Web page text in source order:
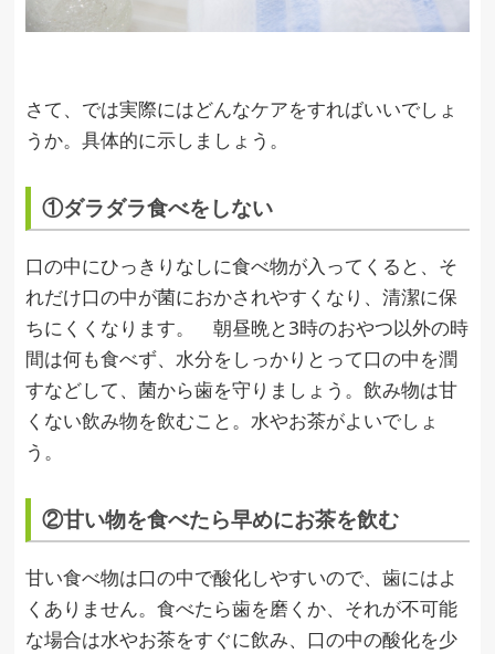
さて、では実際にはどんなケアをすればいいでしょ
うか。具体的に示しましょう。
①ダラダラ食べをしない
口の中にひっきりなしに食べ物が入ってくると、そ
れだけ口の中が菌におかされやすくなり、清潔に保
ちにくくなります。 朝昼晩と3時のおやつ以外の時
間は何も食べず、水分をしっかりとって口の中を潤
すなどして、菌から歯を守りましょう。飲み物は甘
くない飲み物を飲むこと。水やお茶がよいでしょ
う。
②甘い物を食べたら早めにお茶を飲む
甘い食べ物は口の中で酸化しやすいので、歯にはよ
くありません。食べたら歯を磨くか、それが不可能
な場合は水やお茶をすぐに飲み、口の中の酸化を少